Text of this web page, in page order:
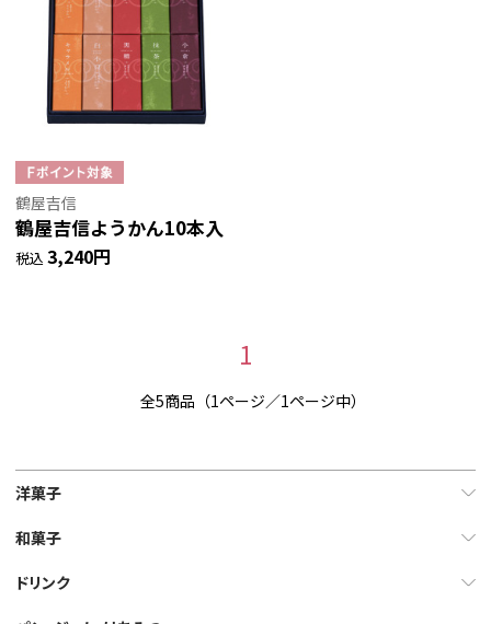
鶴屋吉信
鶴屋吉信ようかん10本入
税込 3,240円
1
全5商品（1ページ／1ページ中）
洋菓子
和菓子
ドリンク